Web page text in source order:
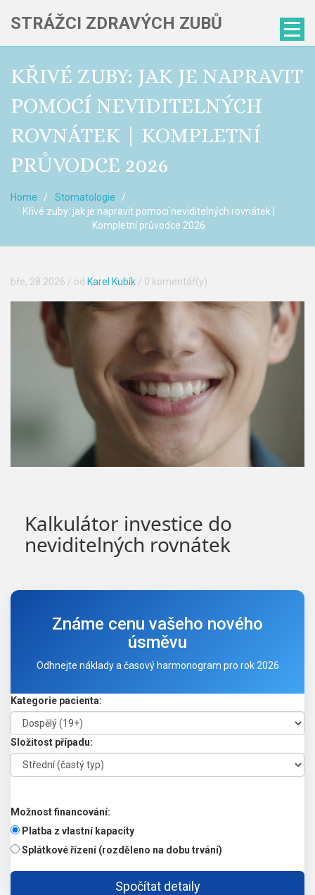
STRÁŽCI ZDRAVÝCH ZUBŮ
KŘIVÉ ZUBY: JAK JE NAPRAVIT
POMOCÍ NEVIDITELNÝCH
ROVNÁTEK | KOMPLETNÍ
PRŮVODCE 2026
Home
Stomatologie
Křivé zuby: jak je napravit pomocí neviditelných rovnátek |
Kompletní průvodce 2026
bře, 28 2026 / od Karel Kubík / 0 komentář(y)
Kalkulátor investice do
neviditelných rovnátek
Známe cenu vašeho nového
úsměvu
Odhnejte náklady a časový harmonogram pro rok 2026
Kategorie pacienta:
Složitost případu:
Možnost financování:
Platba z vlastní kapacity
Splátkové řízení (rozděleno na dobu trvání)
Spočítat detaily